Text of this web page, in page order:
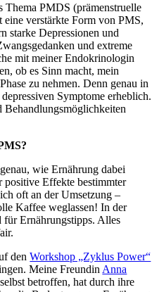
Thema PMDS (prämenstruelle
verstärkte Form von PMS,
starke Depressionen und
und extreme
mit meiner Endokrinologin
ob es Sinn macht, mein
zu nehmen. Denn genau in
Symptome erheblich.
wie Ernährung dabei
Effekte bestimmter
oft an der Umsetzung –
Kaffee weglassen! In der
Ernährungstipps. Alles
denWorkshop „Zyklus Power“
Meine Freundin Anna
betroffen, hat durch ihre